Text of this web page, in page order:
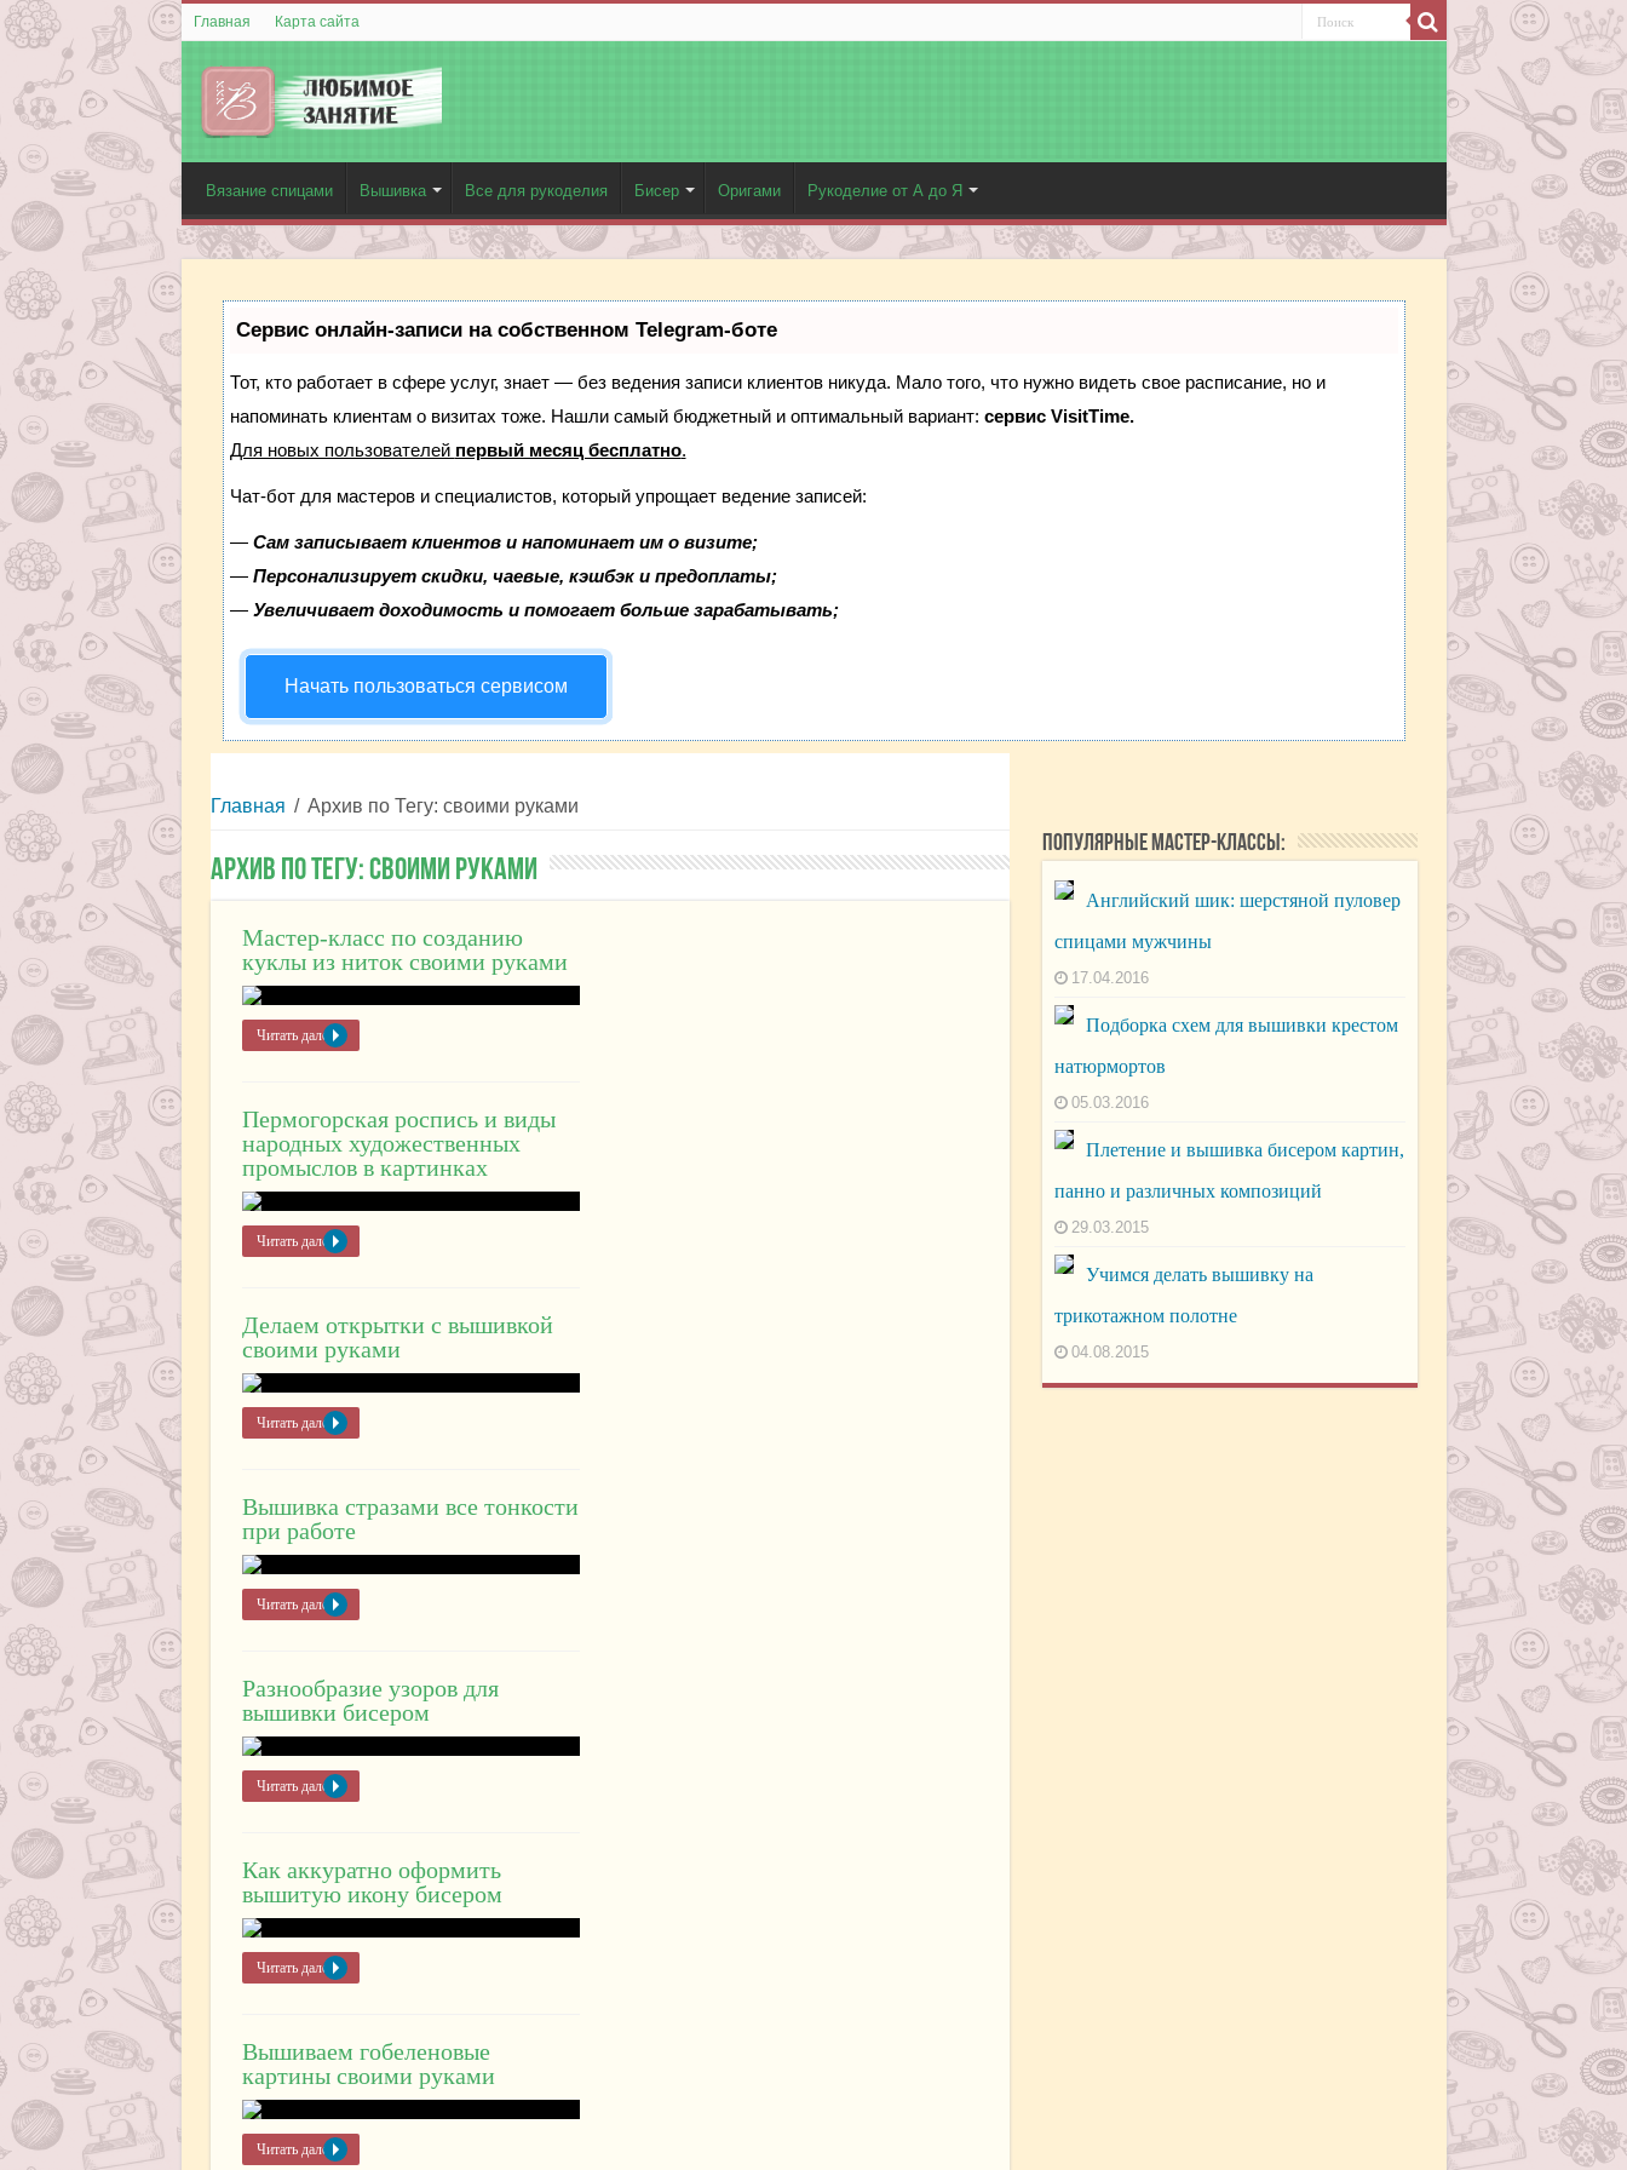
Главная Карта сайта
Вязание спицами Вышивка Все для рукоделия Бисер Оригами Рукоделие от А до Я
Сервис онлайн-записи на собственном Telegram-боте
Тот, кто работает в сфере услуг, знает — без ведения записи клиентов никуда. Мало того, что нужно видеть свое расписание, но и
напоминать клиентам о визитах тоже. Нашли самый бюджетный и оптимальный вариант: сервис VisitTime.
Для новых пользователей первый месяц бесплатно.
Чат-бот для мастеров и специалистов, который упрощает ведение записей:
— Сам записывает клиентов и напоминает им о визите;
— Персонализирует скидки, чаевые, кэшбэк и предоплаты;
— Увеличивает доходимость и помогает больше зарабатывать;
Начать пользоваться сервисом
Главная / Архив по Тегу: своими руками
Архив по Тегу:своими руками
Мастер-класс по созданию
куклы из ниток своими руками
Читать далее »
Пермогорская роспись и виды
народных художественных
промыслов в картинках
Читать далее »
Делаем открытки с вышивкой
своими руками
Читать далее »
Вышивка стразами все тонкости
при работе
Читать далее »
Разнообразие узоров для
вышивки бисером
Читать далее »
Как аккуратно оформить
вышитую икону бисером
Читать далее »
Вышиваем гобеленовые
картины своими руками
Читать далее »
Популярные мастер-классы:
Английский шик: шерстяной пуловер
спицами мужчины
17.04.2016
Подборка схем для вышивки крестом
натюрмортов
05.03.2016
Плетение и вышивка бисером картин,
панно и различных композиций
29.03.2015
Учимся делать вышивку на
трикотажном полотне
04.08.2015